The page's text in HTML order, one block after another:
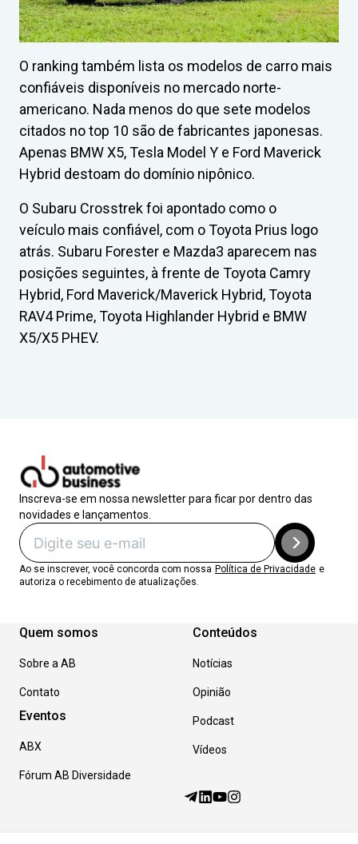
O ranking também lista os modelos de carro mais
confiáveis disponíveis no mercado norte-
americano. Nada menos do que sete modelos
citados no top 10 são de fabricantes japonesas.
Apenas BMW X5, Tesla Model Y e Ford Maverick
Hybrid destoam do domínio nipônico.
O Subaru Crosstrek foi apontado como o
veículo mais confiável, com o Toyota Prius logo
atrás. Subaru Forester e Mazda3 aparecem nas
posições seguintes, à frente de Toyota Camry
Hybrid, Ford Maverick/Maverick Hybrid, Toyota
RAV4 Prime, Toyota Highlander Hybrid e BMW
X5/X5 PHEV.
Inscreva-se em nossa newsletter para ficar por dentro das
novidades e lançamentos.
Ao se inscrever, você concorda com nossa Política de Privacidade e
autoriza o recebimento de atualizações.
Quem somos
Sobre a AB
Contato
Eventos
ABX
Fórum AB Diversidade
Conteúdos
Notícias
Opinião
Podcast
Vídeos